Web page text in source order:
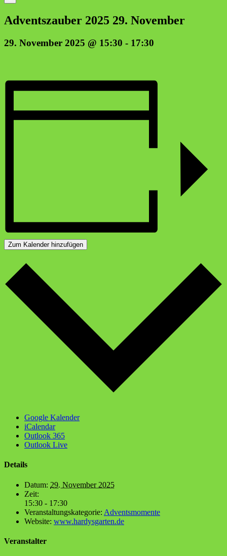
Advents­zau­ber 2025 29. November
29. November 2025 @ 15:30 - 17:30
Zum Kalender hinzufügen
Google Kalender
iCalendar
Outlook 365
Outlook Live
Details
Datum: 29. November 2025
Zeit:
15:30 - 17:30
Veranstaltungskategorie: Adventsmomente
Website: www.hardysgarten.de
Veranstalter